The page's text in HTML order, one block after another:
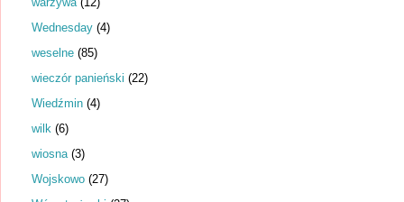
Wednesday (4)
weselne (85)
wieczór panieński (22)
Wiedźmin (4)
wilk (6)
wiosna (3)
Wojskowo (27)